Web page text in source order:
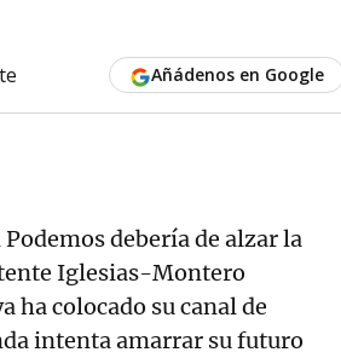
Añádenos en Google
debería de alzar la
Iglesias-Montero
ha colocado su canal de
intenta amarrar su futuro